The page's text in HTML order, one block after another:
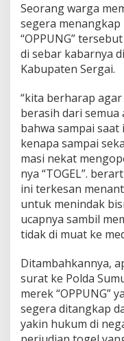
Seorang warga
segera
“OPPUNG”
di sebar kabarnya
Kabupaten Sergai.
“kita berharap
berasih dari
bahwa sampai
kenapa sampai
masi nekat
nya “TOGEL”.
ini terkesan
untuk menindak
ucapnya sambil
tidak di muat ke
Ditambahkannya,
surat ke Polda
merek “OPPUNG”
segera ditangkap
yakin hukum di